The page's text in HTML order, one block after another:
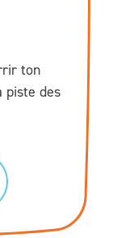
ton
piste des